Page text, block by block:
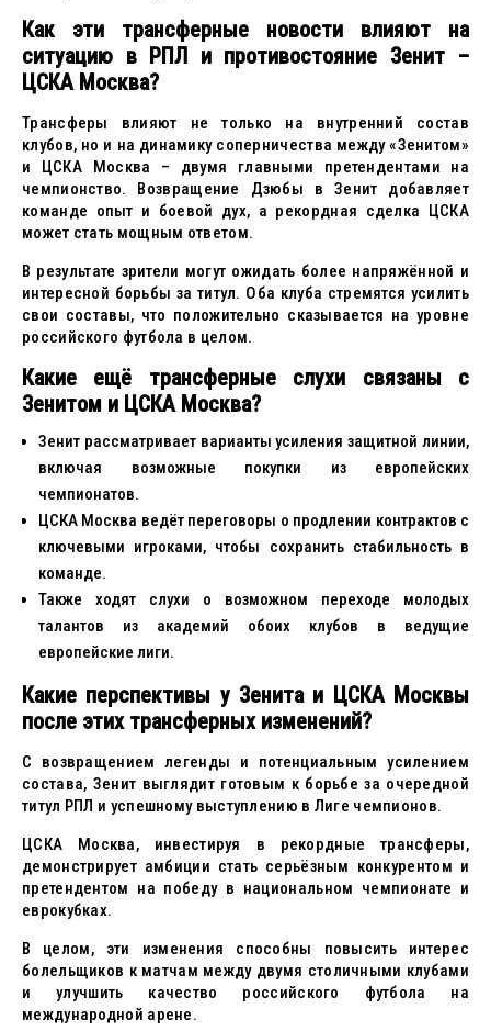
Как эти трансферные новости влияют на
ситуацию в РПЛ и противостояние Зенит –
ЦСКА Москва?
Трансферы влияют не только на внутренний состав
клубов, но и на динамику соперничества между «Зенитом»
и ЦСКА Москва – двумя главными претендентами на
чемпионство. Возвращение Дзюбы в Зенит добавляет
команде опыт и боевой дух, а рекордная сделка ЦСКА
может стать мощным ответом.
В результате зрители могут ожидать более напряжённой и
интересной борьбы за титул. Оба клуба стремятся усилить
свои составы, что положительно сказывается на уровне
российского футбола в целом.
Какие ещё трансферные слухи связаны с
Зенитом и ЦСКА Москва?
Зенит рассматривает варианты усиления защитной линии,
включая возможные покупки из европейских
чемпионатов.
ЦСКА Москва ведёт переговоры о продлении контрактов с
ключевыми игроками, чтобы сохранить стабильность в
команде.
Также ходят слухи о возможном переходе молодых
талантов из академий обоих клубов в ведущие
европейские лиги.
Какие перспективы у Зенита и ЦСКА Москвы
после этих трансферных изменений?
С возвращением легенды и потенциальным усилением
состава, Зенит выглядит готовым к борьбе за очередной
титул РПЛ и успешному выступлению в Лиге чемпионов.
ЦСКА Москва, инвестируя в рекордные трансферы,
демонстрирует амбиции стать серьёзным конкурентом и
претендентом на победу в национальном чемпионате и
еврокубках.
В целом, эти изменения способны повысить интерес
болельщиков к матчам между двумя столичными клубами
и улучшить качество российского футбола на
международной арене.